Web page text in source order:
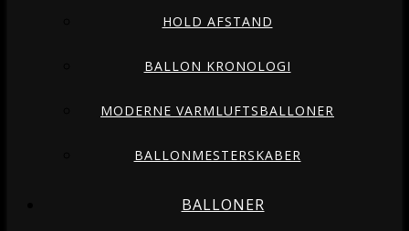
HOLD AFSTAND
BALLON KRONOLOGI
MODERNE VARMLUFTSBALLONER
BALLONMESTERSKABER
BALLONER